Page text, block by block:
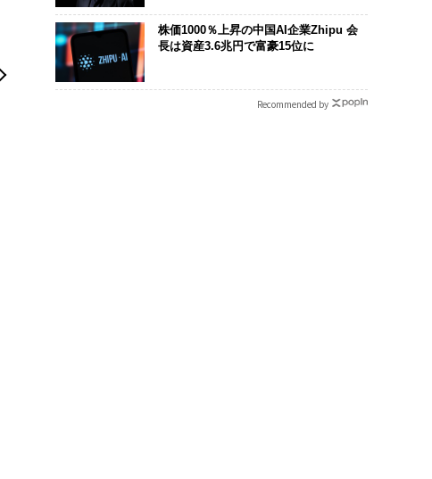
挑戦は個から始まり、共
創によって加速する NOR
QAIN JAPAN 特別座談会
“泊まる”を超えて──エ
スパシオが描く、新しい
日本のラグジュアリー
〜決断する人
模組織が挑む
ビジネス
株価1000％上昇の中国AI企業Zhipu 会
長は資産3.6兆円で富豪15位に
Recommended by